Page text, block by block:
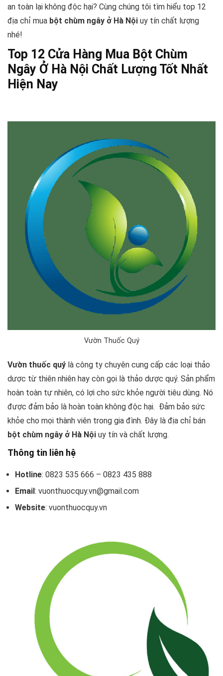
an toàn lại không độc hại? Cùng chúng tôi tìm hiểu top 12
địa chỉ mua bột chùm ngây ở Hà Nội uy tín chất lượng
nhé!
Top 12 Cửa Hàng Mua Bột Chùm
Ngây Ở Hà Nội Chất Lượng Tốt Nhất
Hiện Nay
Vườn Thuốc Quý
Vườn thuốc quý là công ty chuyên cung cấp các loại thảo
dược từ thiên nhiên hay còn gọi là thảo dược quý. Sản phẩm
hoàn toàn tự nhiên, có lợi cho sức khỏe người tiêu dùng. Nó
được đảm bảo là hoàn toàn không độc hại. Đảm bảo sức
khỏe cho mọi thành viên trong gia đình. Đây là địa chỉ bán
bột chùm ngây ở Hà Nội uy tín và chất lượng.
Thông tin liên hệ
Hotline: 0823 535 666 – 0823 435 888
Email: vuonthuocquy.vn@gmail.com
Website: vuonthuocquy.vn